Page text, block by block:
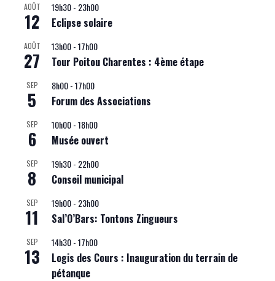
AOÛT
12
19h30- 23h00
Eclipse solaire
AOÛT
27
13h00-17h00
Tour Poitou Charentes : 4ème étape
SEP
5
8h00-17h00
Forum des Associations
SEP
6
10h00-18h00
Musée ouvert
SEP
8
19h30- 22h00
Conseil municipal
SEP
11
19h00- 23h00
Sal’O’Bars: Tontons Zingueurs
SEP
13
14h30-17h00
Logis des Cours : Inauguration du terrain de
pétanque